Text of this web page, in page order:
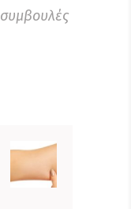
συμβουλές